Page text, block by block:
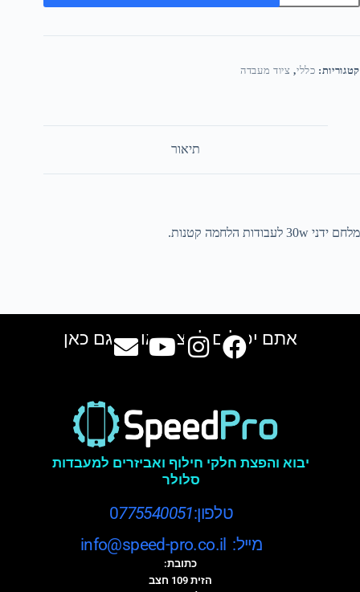
קטגוריות: כללי, ציוד מעבדה
תיאור
מלחם ידני 30w לעבודות הלחמה קטנות.
אתם יכולים למצוא אותנו גם כאן
יבוא והפצת חלקי חילוף ואביזרים למעבדות
סלולר
טלפון:0775540051
מייל: info@speed-pro.co.il
כתובת:
הזית 109 חצב